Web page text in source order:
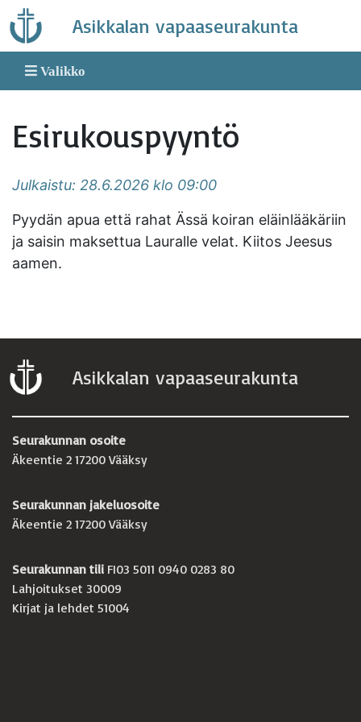
Skip
to
content
Asikkalan vapaaseurakunta
Valikko
Esirukouspyyntö
Julkaistu: 28.6.2026 klo 09:00
Pyydän apua että rahat Ässä koiran eläinlääkäriin
ja saisin maksettua Lauralle velat. Kiitos Jeesus
aamen.
Asikkalan vapaaseurakunta
Seurakunnan osoite
Äkeentie 2 17200 Vääksy
Seurakunnan jakeluosoite
Äkeentie 2 17200 Vääksy
Seurakunnan tili FI03 5011 0940 0283 80
Lahjoitukset 30009
Kirjat ja lehdet 51004